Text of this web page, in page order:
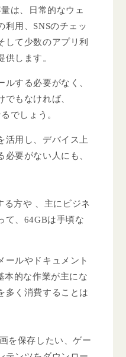
は、日常的なウェ
利用、SNSのチェッ
して少数のアプリ利
供します。
する必要がなく、
もなければ、
でしょう。
活用し、デバイス上
要がない人にも、
る方や 、主にビジネ
て、64GBは手頃な
ールやドキュメント
本的な作業が主にな
多く消費することは
を保存したい、ゲー